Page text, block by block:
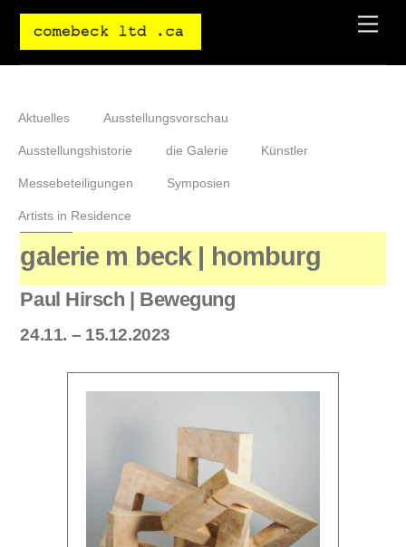
Aktuelles Ausstellungsvorschau
Ausstellungshistorie die Galerie Künstler
Messebeteiligungen Symposien
Artists in Residence
galerie m beck | homburg
Paul Hirsch | Bewegung
24.11. – 15.12.2023